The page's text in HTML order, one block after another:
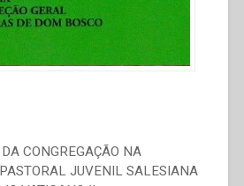
CONGREGAÇÃO NA
JUVENIL SALESIANA